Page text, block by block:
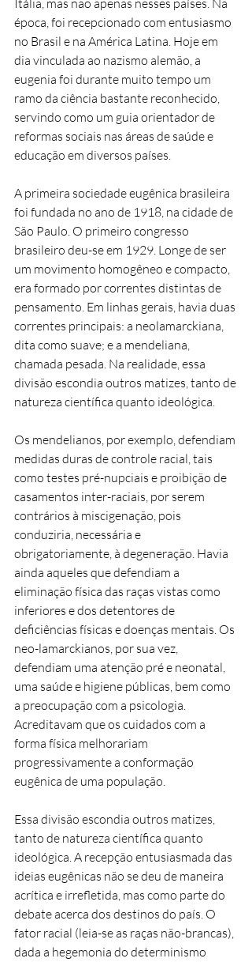
Itália, mas não apenas nesses países. Na
época, foi recepcionado com entusiasmo
no Brasil e na América Latina. Hoje em
dia vinculada ao nazismo alemão, a
eugenia foi durante muito tempo um
ramo da ciência bastante reconhecido,
servindo como um guia orientador de
reformas sociais nas áreas de saúde e
educação em diversos países.
A primeira sociedade eugênica brasileira
foi fundada no ano de 1918, na cidade de
São Paulo. O primeiro congresso
brasileiro deu-se em 1929. Longe de ser
um movimento homogêneo e compacto,
era formado por correntes distintas de
pensamento. Em linhas gerais, havia duas
correntes principais: a neolamarckiana,
dita como suave; e a mendeliana,
chamada pesada. Na realidade, essa
divisão escondia outros matizes, tanto de
natureza científica quanto ideológica.
Os mendelianos, por exemplo, defendiam
medidas duras de controle racial, tais
como testes pré-nupciais e proibição de
casamentos inter-raciais, por serem
contrários à miscigenação, pois
conduziria, necessária e
obrigatoriamente, à degeneração. Havia
ainda aqueles que defendiam a
eliminação física das raças vistas como
inferiores e dos detentores de
deficiências físicas e doenças mentais. Os
neo-lamarckianos, por sua vez,
defendiam uma atenção pré e neonatal,
uma saúde e higiene públicas, bem como
a preocupação com a psicologia.
Acreditavam que os cuidados com a
forma física melhorariam
progressivamente a conformação
eugênica de uma população.
Essa divisão escondia outros matizes,
tanto de natureza científica quanto
ideológica. A recepção entusiasmada das
ideias eugênicas não se deu de maneira
acrítica e irrefletida, mas como parte do
debate acerca dos destinos do país. O
fator racial (leia-se as raças não-brancas),
dada a hegemonia do determinismo